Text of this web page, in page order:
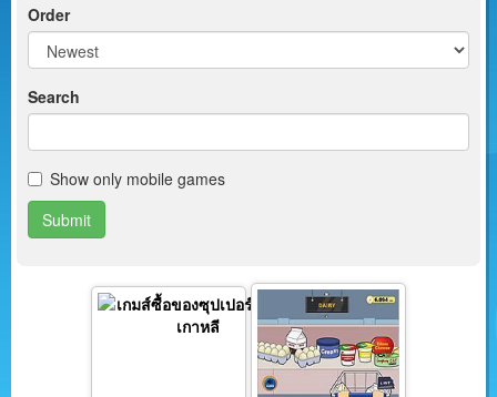
Order
Search
Show only mobile games
Submit